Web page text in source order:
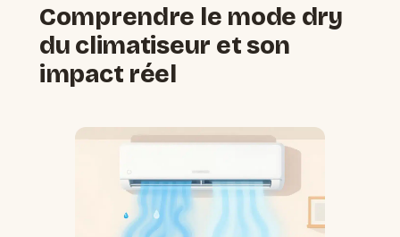
Comprendre le mode dry
du climatiseur et son
impact réel